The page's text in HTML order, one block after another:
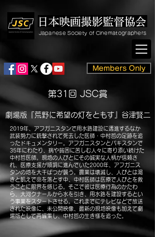
Japanese Society of Cinematographers
Members Only
第31回 JSC賞
劇場版『荒野に希望の灯をともす』谷津賢二
2019年、アフガニスタンで用水路建設に邁進するなか
武装勢力に銃撃されて死去した医師・中村哲の足跡を追
ったドキュメンタリー。アフガニスタンとパキスタンで
35年にわたり、病や貧困に苦しむ人々に寄り添い続けた
中村哲医師。現地の人びとにその誠実な人柄が信頼さ
れ、医療支援が順調に進んでいた2000年、アフガニス
タンの地を大干ばつが襲う。農業は壊滅し、人びとは渇
きと飢えで命を落とす中、中村医師は医療で人びとを救
うことに限界を感じる。そこで彼は医療行為のかたわ
ら、大河クナールから水を引き、用水路を建設するとい
う事業をスタートさせる。これまでにテレビなどで放送
された映像に、未公開映像、最新の現地映像も加えて劇
場版として再編集し、中村哲の生き様を追った。